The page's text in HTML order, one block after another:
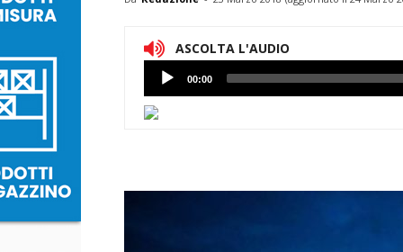
ASCOLTA L'AUDIO
Lettore
Audio
00:00